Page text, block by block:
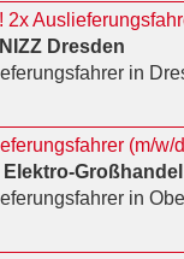
Dresden
in
(m/w/
Elektro-Großhandel
in